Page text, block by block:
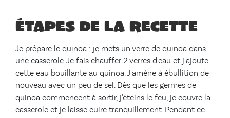
Étapes de la recette
Je prépare le quinoa : je mets un verre de quinoa dans
une casserole. Je fais chauffer 2 verres d'eau et j'ajoute
cette eau bouillante au quinoa. J'amène à ébullition de
nouveau avec un peu de sel. Dès que les germes de
quinoa commencent à sortir, j'éteins le feu, je couvre la
casserole et je laisse cuire tranquillement. Pendant ce